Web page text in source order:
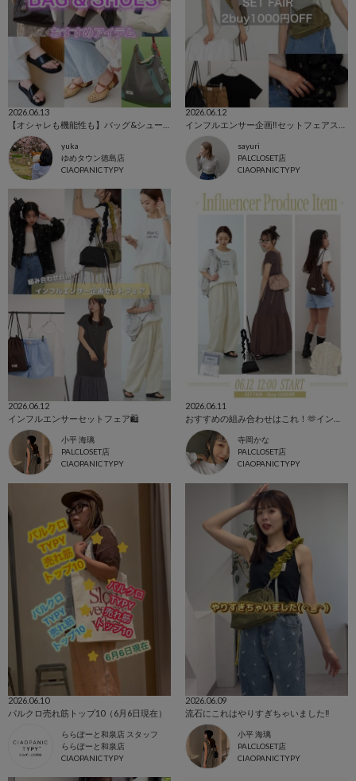
2026.06.13
yuka
ゆめタウン徳島店
CIAOPANIC TYPY
2026.06.12
sayuri
PALCLOSET店
CIAOPANIC TYPY
2026.06.12
インフルエンサーセットフェア🛍️
小平 海璃
PALCLOSET店
CIAOPANIC TYPY
2026.06.11
寺岡かな
PALCLOSET店
CIAOPANIC TYPY
2026.06.10
パルクロ売れ筋トップ10（6月6日現在）
ららぽーと和泉店 スタッフ
ららぽーと和泉店
CIAOPANIC TYPY
2026.06.09
流石にこれはやりすぎちゃいました‼️
小平 海璃
PALCLOSET店
CIAOPANIC TYPY